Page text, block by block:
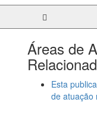
Áreas de
Esta
de atuação